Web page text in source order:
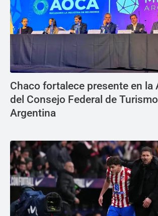
Chaco fortalece presente en la
del Consejo Federal de
Argentina